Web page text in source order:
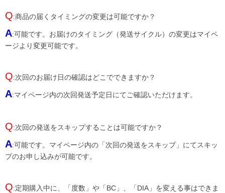
Q:商品の届くタイミングの変更は可能ですか？
A:可能です。お届けのタイミング（発送サイクル）の変更はマイペ
ージより変更可能です。
Q:次回のお届け日の確認はどこでできますか？
A:マイページ内の次回発送予定日にてご確認いただけます。
Q:次回の発送をスキップすることは可能ですか？
A:可能です。マイページ内の「次回の発送をスキップ」にてスキッ
プのお申し込みが可能です。
Q:定期購入中に、「度数」や「BC」、「DIA」を変える事はできま